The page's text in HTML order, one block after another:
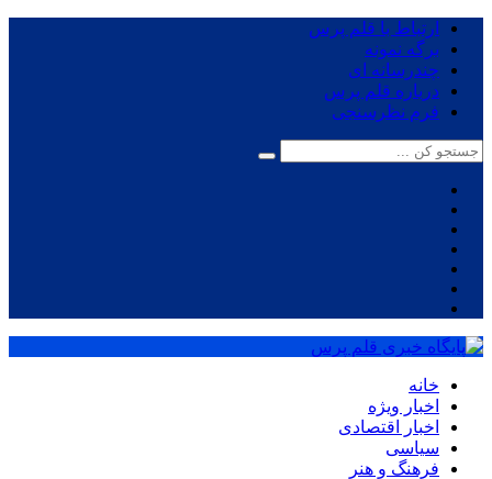
ارتباط با قلم پرس
برگه نمونه
چندرسانه ای
درباره قلم پرس
فرم نظرسنجی
خانه
اخبار ویژه
اخبار اقتصادی
سیاسی
فرهنگ و هنر